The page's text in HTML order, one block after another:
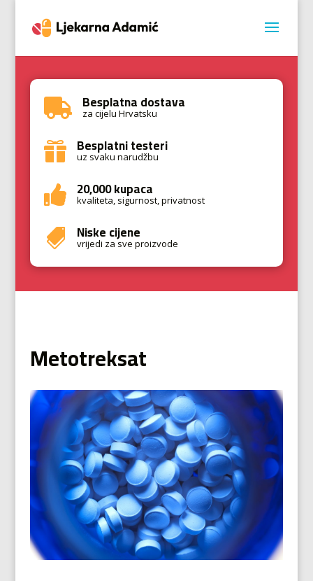
 Besplatna dostava
za cijelu Hrvatsku
 Besplatni testeri
uz svaku narudžbu
 20,000 kupaca
kvaliteta, sigurnost, privatnost
 Niske cijene
vrijedi za sve proizvode
Metotreksat